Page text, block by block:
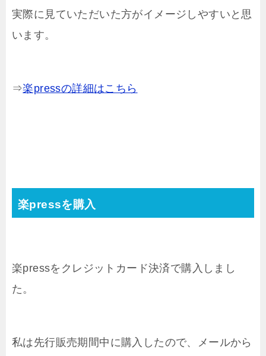
実際に見ていただいた方がイメージしやすいと思
います。
⇒楽pressの詳細はこちら
楽pressを購入
楽pressをクレジットカード決済で購入しまし
た。
私は先行販売期間中に購入したので、メールから